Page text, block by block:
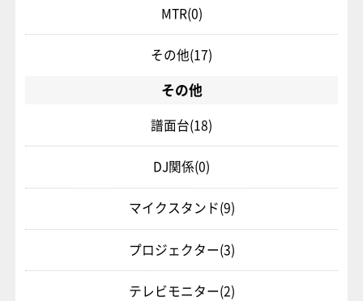
MTR(0)
その他(17)
その他
譜面台(18)
DJ関係(0)
マイクスタンド(9)
プロジェクター(3)
テレビモニター(2)